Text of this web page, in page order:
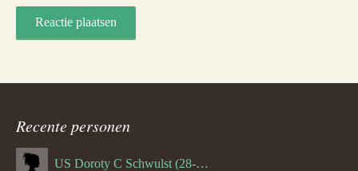
Recente personen
US Doroty C Schwulst (28-12-1919)